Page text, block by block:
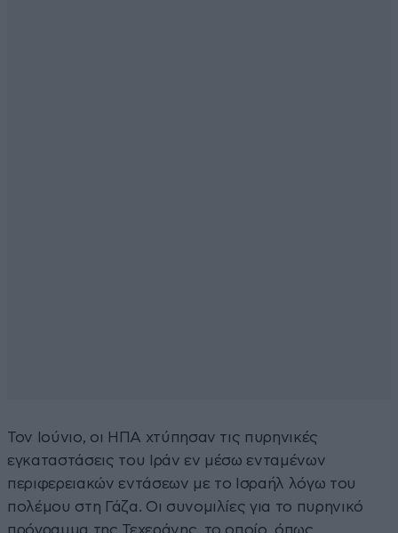
Τον Ιούνιο, οι ΗΠΑ χτύπησαν τις πυρηνικές
εγκαταστάσεις του Ιράν εν μέσω ενταμένων
περιφερειακών εντάσεων με το Ισραήλ λόγω του
πολέμου στη Γάζα. Οι συνομιλίες για το πυρηνικό
πρόγραμμα της Τεχεράνης, το οποίο, όπως